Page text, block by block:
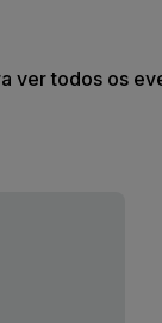
ver todos os